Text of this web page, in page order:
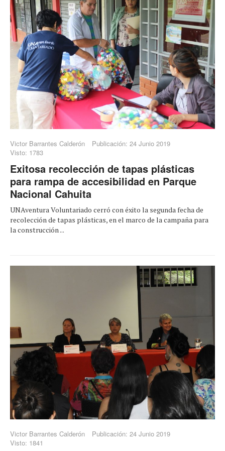
Victor Barrantes Calderón
Publicación: 24 Junio 2019
Visto: 1783
Exitosa recolección de tapas plásticas
para rampa de accesibilidad en Parque
Nacional Cahuita
UNAventura Voluntariado cerró con éxito la segunda fecha de
recolección de tapas plásticas, en el marco de la campaña para
la construcción ...
Victor Barrantes Calderón
Publicación: 24 Junio 2019
Visto: 1841